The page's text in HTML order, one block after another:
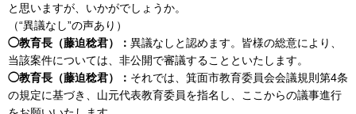
と思いますが、いかがでしょうか。
（“異議なし”の声あり）
◯教育長（藤迫稔君）： 異議なしと認めます。皆様の総意により、
当該案件については、非公開で審議することといたします。
◯教育長（藤迫稔君）： それでは、箕面市教育委員会会議規則第4条
の規定に基づき、山元代表教育委員を指名し、ここからの議事進行